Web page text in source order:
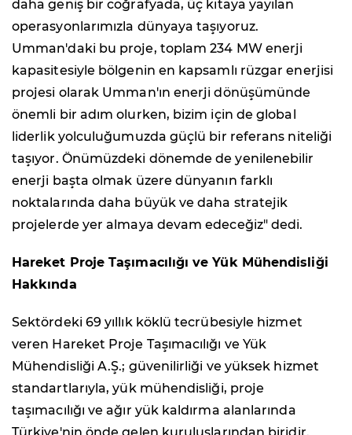
daha geniş bir coğrafyada, üç kıtaya yayılan
operasyonlarımızla dünyaya taşıyoruz.
Umman'daki bu proje, toplam 234 MW enerji
kapasitesiyle bölgenin en kapsamlı rüzgar enerjisi
projesi olarak Umman'ın enerji dönüşümünde
önemli bir adım olurken, bizim için de global
liderlik yolculuğumuzda güçlü bir referans niteliği
taşıyor. Önümüzdeki dönemde de yenilenebilir
enerji başta olmak üzere dünyanın farklı
noktalarında daha büyük ve daha stratejik
projelerde yer almaya devam edeceğiz" dedi.
Hareket Proje Taşımacılığı ve Yük Mühendisliği
Hakkında
Sektördeki 69 yıllık köklü tecrübesiyle hizmet
veren Hareket Proje Taşımacılığı ve Yük
Mühendisliği A.Ş.; güvenilirliği ve yüksek hizmet
standartlarıyla, yük mühendisliği, proje
taşımacılığı ve ağır yük kaldırma alanlarında